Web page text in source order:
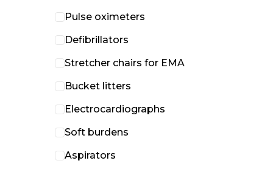
Pulse oximeters
Defibrillators
Stretcher chairs for EMA
Bucket litters
Electrocardiographs
Soft burdens
Aspirators